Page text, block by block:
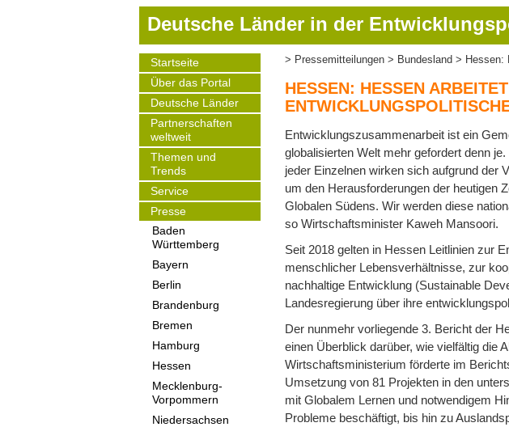
Deutsche Länder in der
Main
navigation
Startseite
Über das Portal
Deutsche Länder
Partnerschaften
weltweit
Themen und
Trends
Service
Presse
Baden
Württemberg
Bayern
Berlin
Brandenburg
Bremen
Hamburg
Hessen
Mecklenburg-
Vorpommern
Niedersachsen
Pfadnavigation
Pressemitteilungen Bundesland Hessen:
HESSEN: HESSEN
Entwicklungszusammenarbeit ist ein
globalisierten Welt mehr gefordert denn
jeder Einzelnen wirken sich aufgrund der
um den Herausforderungen der heutigen
Globalen Südens. Wir werden diese
so Wirtschaftsminister Kaweh Mansoori.
Seit 2018 gelten in Hessen Leitlinien zur
menschlicher Lebensverhältnisse, zur
nachhaltige Entwicklung (Sustainable
Landesregierung über ihre
Der nunmehr vorliegende 3. Bericht der
einen Überblick darüber, wie vielfältig die
Wirtschaftsministerium förderte im
Umsetzung von 81 Projekten in den
mit Globalem Lernen und notwendigem
Probleme beschäftigt, bis hin zu